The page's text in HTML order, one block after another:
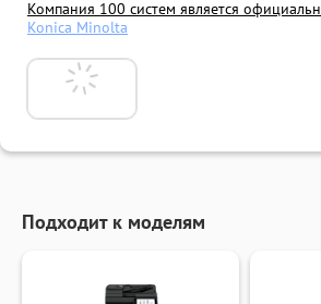
Компания 100 систем является
Konica Minolta
Подходит к моделям